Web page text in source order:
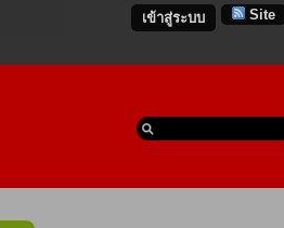
Site
เข้าสู่ระบบ